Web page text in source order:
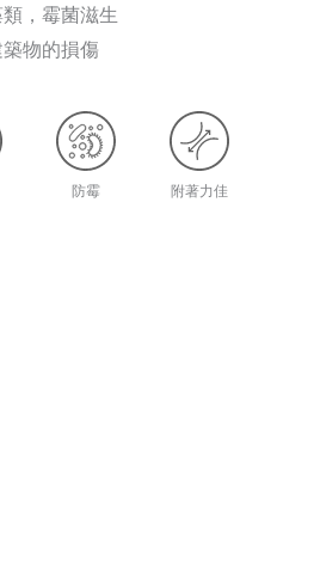
，霉菌滋生
物的損傷
防霉 附著力佳